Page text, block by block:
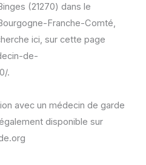
(21270) dans le
Franche-Comté,
ici, sur cette page
de-
.
avec un médecin de garde
disponible sur